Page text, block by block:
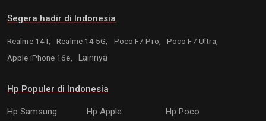
Segera hadir di Indonesia
Realme 14T, Realme 14 5G, Poco F7 Pro,
Poco F7 Ultra,
Apple iPhone 16e,
Lainnya
Hp Populer di Indonesia
Hp Samsung Hp Apple
Hp Poco